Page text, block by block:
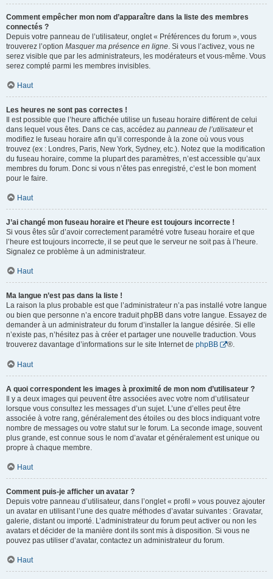
Comment empêcher mon nom d’apparaître dans la liste des membres
connectés ?
Depuis votre panneau de l’utilisateur, onglet « Préférences du forum », vous
trouverez l’option Masquer ma présence en ligne. Si vous l’activez, vous ne
serez visible que par les administrateurs, les modérateurs et vous-même. Vous
serez compté parmi les membres invisibles.
Haut
Les heures ne sont pas correctes !
Il est possible que l’heure affichée utilise un fuseau horaire différent de celui
dans lequel vous êtes. Dans ce cas, accédez au panneau de l’utilisateuret
modifiez le fuseau horaire afin qu’il corresponde à la zone où vous vous
trouvez (ex : Londres, Paris, New York, Sydney, etc.). Notez que la modification
du fuseau horaire, comme la plupart des paramètres, n’est accessible qu’aux
membres du forum. Donc si vous n’êtes pas enregistré, c’est le bon moment
pour le faire.
Haut
J’ai changé mon fuseau horaire et l’heure est toujours incorrecte !
Si vous êtes sûr d’avoir correctement paramétré votre fuseau horaire et que
l’heure est toujours incorrecte, il se peut que le serveur ne soit pas à l’heure.
Signalez ce problème à un administrateur.
Haut
Ma langue n’est pas dans la liste !
La raison la plus probable est que l’administrateur n’a pas installé votre langue
ou bien que personne n’a encore traduit phpBB dans votre langue. Essayez de
demander à un administrateur du forum d’installer la langue désirée. Si elle
n’existe pas, n’hésitez pas à créer et partager une nouvelle traduction. Vous
trouverez davantage d’informations sur le site Internet de phpBB ®.
Haut
A quoi correspondent les images à proximité de mon nom d’utilisateur ?
Il y a deux images qui peuvent être associées avec votre nom d’utilisateur
lorsque vous consultez les messages d’un sujet. L’une d’elles peut être
associée à votre rang, généralement des étoiles ou des blocs indiquant votre
nombre de messages ou votre statut sur le forum. La seconde image, souvent
plus grande, est connue sous le nom d’avatar et généralement est unique ou
propre à chaque membre.
Haut
Comment puis-je afficher un avatar ?
Depuis votre panneau d’utilisateur, dans l’onglet « profil » vous pouvez ajouter
un avatar en utilisant l’une des quatre méthodes d’avatar suivantes : Gravatar,
galerie, distant ou importé. L’administrateur du forum peut activer ou non les
avatars et décider de la manière dont ils sont mis à disposition. Si vous ne
pouvez pas utiliser d’avatar, contactez un administrateur du forum.
Haut